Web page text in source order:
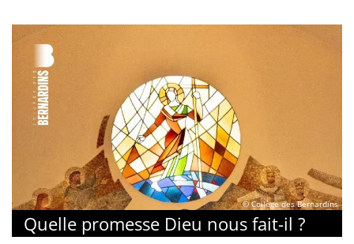
© Collège des Bernardins
Quelle promesse Dieu nous fait-il ?